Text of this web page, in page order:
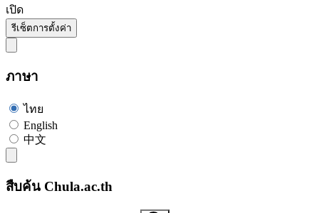
เปิด
รีเซ็ตการตั้งค่า
ภาษา
ไทย
English
中文
สืบค้น Chula.ac.th